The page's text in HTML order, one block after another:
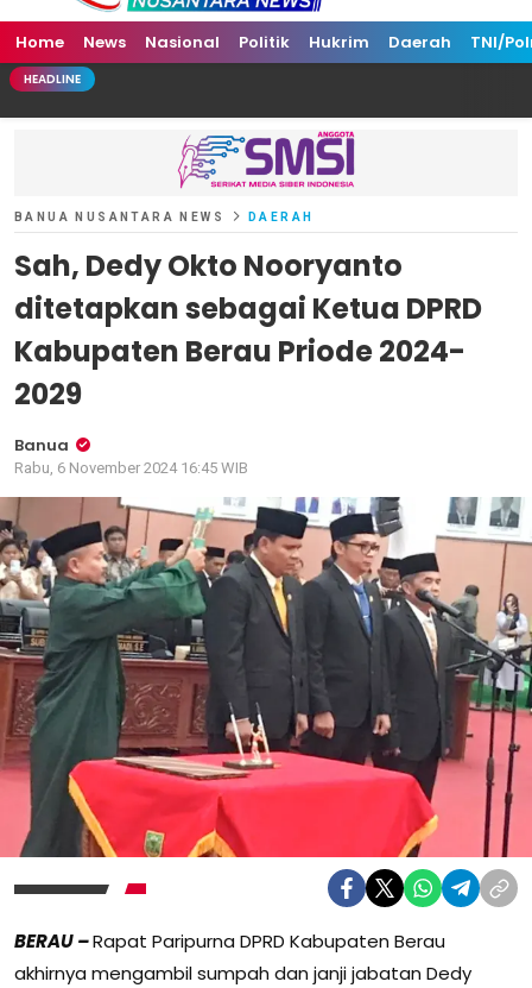
Banua Nusantara News
Home News Nasional Politik Hukrim Daerah TNI/
HEADLINE
BANUA NUSANTARA NEWS DAERAH
Sah, Dedy Okto Nooryanto
ditetapkan sebagai Ketua DPRD
Kabupaten Berau Priode 2024-
2029
Banua
Rabu, 6 November 2024 16:45 WIB
BERAU –Rapat Paripurna DPRD Kabupaten Berau
akhirnya mengambil sumpah dan janji jabatan Dedy